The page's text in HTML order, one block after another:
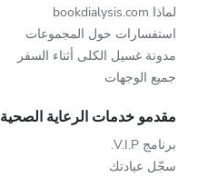
لماذا bookdialysis.com
استفسارات حول المجموعات
مدونة غسيل الكلى أثناء السفر
جميع الوجهات
مقدمو خدمات الرعاية الصحية
برنامج V.I.P.
سجّل عيادتك